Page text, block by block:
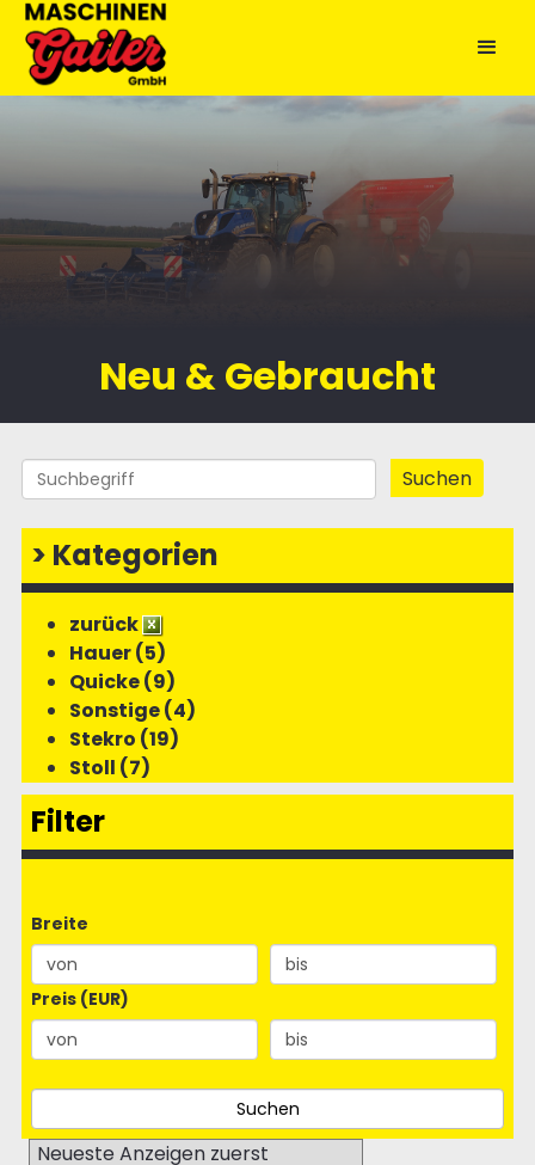
Neu & Gebraucht
> Kategorien
zurück
Hauer (5)
Quicke (9)
Sonstige (4)
Stekro (19)
Stoll (7)
Filter
Breite
Preis (EUR)